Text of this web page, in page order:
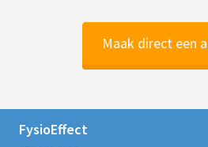
Maak direct een
FysioEffect